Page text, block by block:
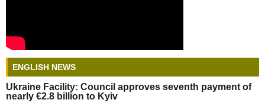
ENGLISH NEWS
Ukraine Facility: Council approves seventh payment of
nearly €2.8 billion to Kyiv